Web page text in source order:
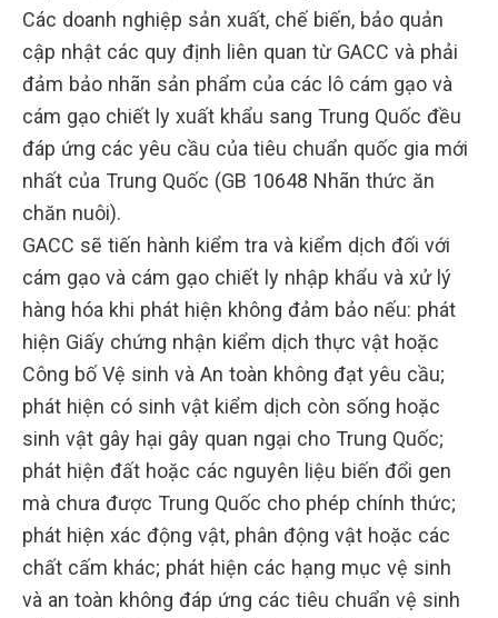
Các doanh nghiệp sản xuất, chế biến, bảo quản
cập nhật các quy định liên quan từ GACC và phải
đảm bảo nhãn sản phẩm của các lô cám gạo và
cám gạo chiết ly xuất khẩu sang Trung Quốc đều
đáp ứng các yêu cầu của tiêu chuẩn quốc gia mới
nhất của Trung Quốc (GB 10648 Nhãn thức ăn
chăn nuôi).
GACC sẽ tiến hành kiểm tra và kiểm dịch đối với
cám gạo và cám gạo chiết ly nhập khẩu và xử lý
hàng hóa khi phát hiện không đảm bảo nếu: phát
hiện Giấy chứng nhận kiểm dịch thực vật hoặc
Công bố Vệ sinh và An toàn không đạt yêu cầu;
phát hiện có sinh vật kiểm dịch còn sống hoặc
sinh vật gây hại gây quan ngại cho Trung Quốc;
phát hiện đất hoặc các nguyên liệu biến đổi gen
mà chưa được Trung Quốc cho phép chính thức;
phát hiện xác động vật, phân động vật hoặc các
chất cấm khác; phát hiện các hạng mục vệ sinh
và an toàn không đáp ứng các tiêu chuẩn vệ sinh